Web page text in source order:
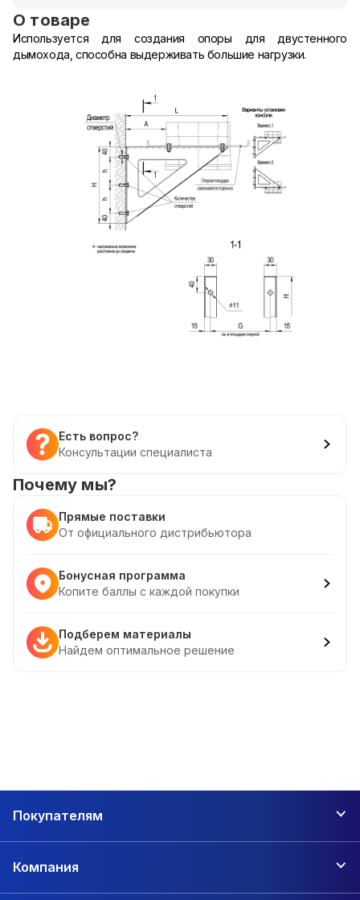
О товаре
Используется для создания опоры для двустенного
дымохода, способна выдерживать большие нагрузки.
Есть вопрос?
Консультации специалиста
Почему мы?
Прямые поставки
От официального дистрибьютора
Бонусная программа
Копите баллы с каждой покупки
Подберем материалы
Найдем оптимальное решение
Покупателям
Компания